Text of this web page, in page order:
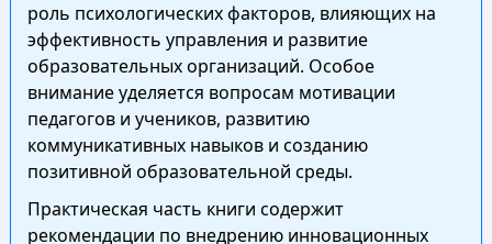
роль психологических факторов, влияющих на
эффективность управления и развитие
образовательных организаций. Особое
внимание уделяется вопросам мотивации
педагогов и учеников, развитию
коммуникативных навыков и созданию
позитивной образовательной среды.
Практическая часть книги содержит
рекомендации по внедрению инновационных